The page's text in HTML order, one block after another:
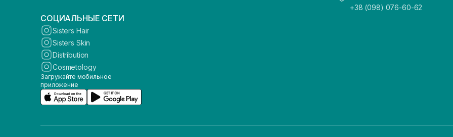
+38 (098) 076-60-62
СОЦИАЛЬНЫЕ СЕТИ
Sisters Hair
Sisters Skin
Distribution
Cosmetology
Загружайте мобильное
приложение